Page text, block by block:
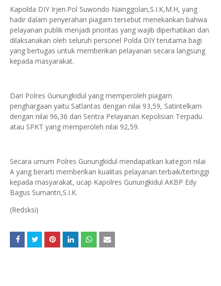
Kapolda DIY Irjen.Pol Suwondo Nainggolan,S.I.K,M.H, yang
hadir dalam penyerahan piagam tersebut menekankan bahwa
pelayanan publik menjadi prioritas yang wajib diperhatikan dan
dilaksanakan oleh seluruh personel Polda DIY terutama bagi
yang bertugas untuk memberikan pelayanan secara langsung
kepada masyarakat.
Dari Polres Gunungkidul yang memperoleh piagam
penghargaan yaitu Satlantas dengan nilai 93,59, Satintelkam
dengan nilai 96,36 dan Sentra Pelayanan Kepolisian Terpadu
atau SPKT yang memperoleh nilai 92,59.
Secara umum Polres Gunungkidul mendapatkan kategori nilai
A yang berarti memberikan kualitas pelayanan terbaik/tertinggi
kepada masyarakat, ucap Kapolres Gunungkidul AKBP Edy
Bagus Sumantri,S.I.K.
(Redsksi)